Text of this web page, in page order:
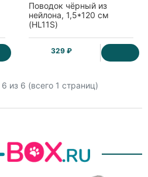
Поводок чёрный из
нейлона, 1,5*120 см
(HL11S)
329 ₽
6 из 6 (всего 1 страниц)